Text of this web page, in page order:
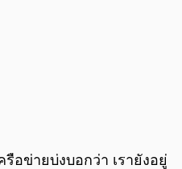
อข่ายบ่งบอกว่า เรายังอยู่